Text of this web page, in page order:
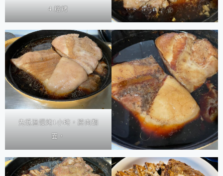
4.燴烤
先低溫慢烤1小時，將肉翻
面，